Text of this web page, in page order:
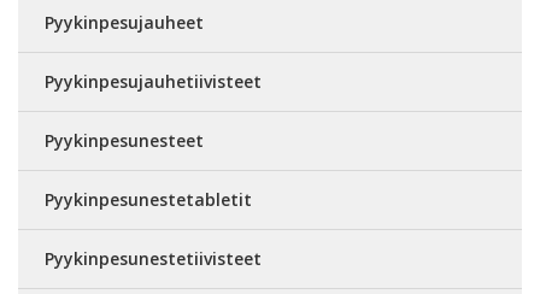
Pyykinpesujauheet
Pyykinpesujauhetiivisteet
Pyykinpesunesteet
Pyykinpesunestetabletit
Pyykinpesunestetiivisteet